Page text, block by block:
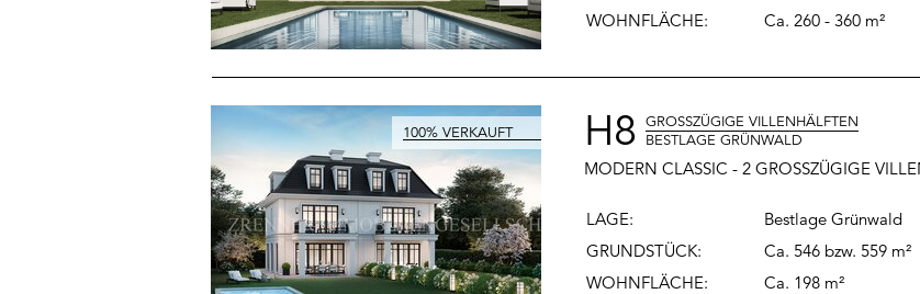
WOHNFLÄCHE: Ca. 260 - 360 m²
H8
GROSSZÜGIGE VILLENHÄLFTEN
BESTLAGE GRÜNWALD
MODERN CLASSIC - 2 GROSSZÜGIGE
LAGE:
Bestlage Grünwald
GRUNDSTÜCK:
Ca. 546 bzw. 559 m²
WOHNFLÄCHE: Ca. 198 m²